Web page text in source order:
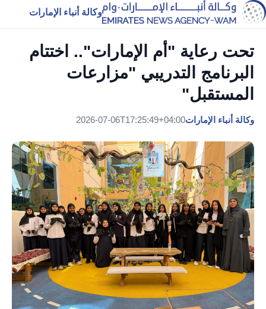
وكالة أنباء الإمارات
تحت رعاية "أم الإمارات".. اختتام
البرنامج التدريبي "مزارعات
المستقبل"
وكالة أنباء الإمارات2026-07-06T17:25:49+04:00